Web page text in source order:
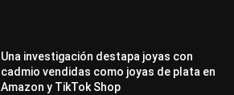
Una investigación destapa joyas con
cadmio vendidas como joyas de plata en
Amazon y TikTok Shop